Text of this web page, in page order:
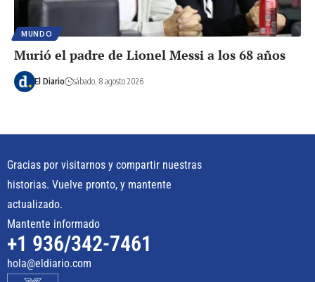
MUNDO
Murió el padre de Lionel Messi a los 68 años
El Diario sábado, 8 agosto 2026
Gracias por visitarnos y compartir nuestras
historias. Vuelve pronto, y mantente
actualizado.
Mantente informado
+1 936/342-7461
hola@eldiario.com